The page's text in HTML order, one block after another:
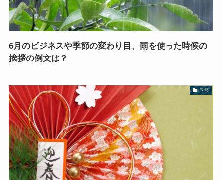
6月のビジネスや季節の変わり目、雨を使った時候の
挨拶の例文は？
季節